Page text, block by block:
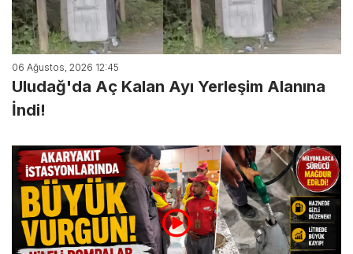
06 Ağustos, 2026 12:45
Uludağ'da Aç Kalan Ayı Yerleşim Alanına
İndi!